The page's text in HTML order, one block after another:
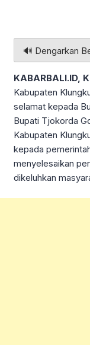
🔊 Dengarkan
KABARBALI.ID,
Kabupaten
selamat kepada
Bupati Tjokorda
Kabupaten
kepada
menyelesaikan
dikeluhkan